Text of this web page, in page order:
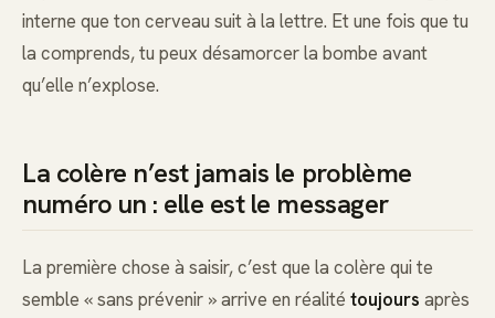
interne que ton cerveau suit à la lettre. Et une fois que tu
la comprends, tu peux désamorcer la bombe avant
qu’elle n’explose.
La colère n’est jamais le problème
numéro un : elle est le messager
La première chose à saisir, c’est que la colère qui te
semble « sans prévenir » arrive en réalité toujours après